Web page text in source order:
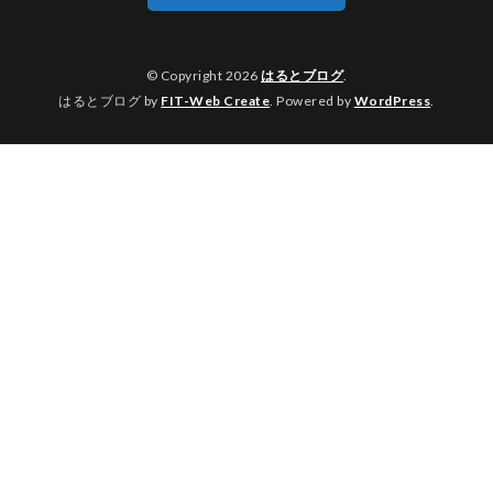
© Copyright 2026 はるとブログ.
はるとブログ by FIT-Web Create . Powered by WordPress